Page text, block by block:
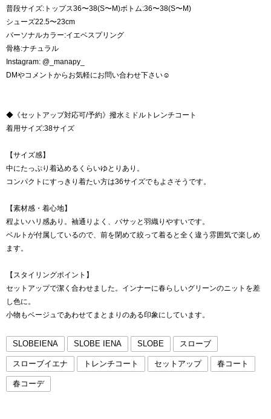
普段サイズ:トップス36〜38(S〜M)ボトム:36〜38(S〜M)
シューズ22.5〜23cm
パーソナルカラー:イエベスプリング
骨格:ナチュラル
Instagram: @_manapy_
DMやコメントからお気軽にお問い合わせ下さい☺︎
◆《セットアップ対応可/予約》撥水ミドルトレンチコート
着用サイズ:38サイズ
【サイズ感】
中にたっぷり着込めるくらいゆとりあり。
コンパクトにすっきり着たい方は36サイズでもよさそうです。
【素材感・着心地】
程よいハリ感あり。袖通りよく、バサッと羽織りやすいです。
ベルトが付属しているので、前を閉めて絞って着ると全く違う雰囲気で楽しめ
ます。
【スタイリングポイント】
セットアップで潔く合わせました。インナーに春らしいグリーンのニットを差
し色に。
小物もベージュであわせてまとまりのある印象にしています。
SLOBEIENA SLOBE IENA SLOBE スローブ
スローブイエナ トレンチコート セットアップ 春コート
春コーデ